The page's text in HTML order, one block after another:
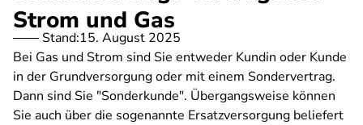
Strom und Gas
Stand:15. August 2025
Bei Gas und Strom sind Sie entweder Kundin oder Kunde
in der Grundversorgung oder mit einem Sondervertrag.
Dann sind Sie "Sonderkunde". Übergangsweise können
Sie auch über die sogenannte Ersatzversorgung beliefert